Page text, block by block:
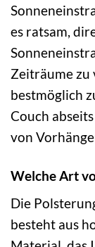
es ratsam,
Zeiträume zu
bestmöglich
Couch
von
Welche Art
Die
besteht aus